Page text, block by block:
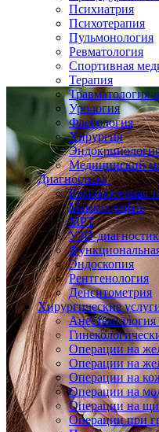
Психиатрия
Психотерапия
Пульмонология
Ревматология
Спортивная
Терапия
Травматология-
Урология
Флебология
Хирургия
Медицинский
Диагностика
Компьютерная
Маммография
МРТ
УЗИ-
Эндоскопия
Рентгенология
Денситометрия
Хирургические
Операции на
Операции на
Операции на
Операции на
Операции на
Операции при